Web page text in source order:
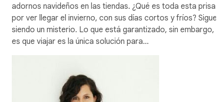
adornos navideños en las tiendas. ¿Qué es toda esta prisa
por ver llegar el invierno, con sus días cortos y fríos? Sigue
siendo un misterio. Lo que está garantizado, sin embargo,
es que viajar es la única solución para…